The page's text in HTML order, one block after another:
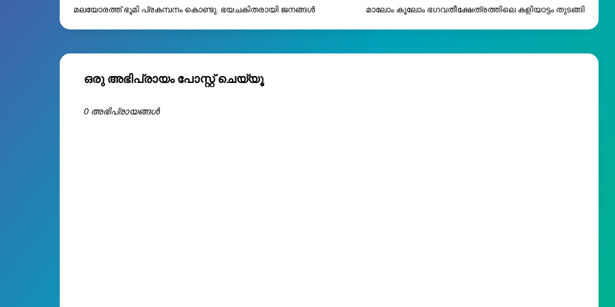
മാലോം കൂലോം ഭഗവതീക്ഷേത്രത്തിലെ കളിയാട്ടം തുടങ്ങി
മലയോരത്ത് ഭൂമി പ്രകമ്പനം കൊണ്ടു. ഭയചകിതരായി ജനങ്ങൾ
ഒരു അഭിപ്രായം പോസ്റ്റ് ചെയ്യൂ
0 അഭിപ്രായങ്ങള്‍